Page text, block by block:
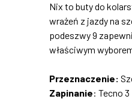
Nix to buty do
wrażeń z jazdy na
podeszwy 9
właściwym
Przeznaczenie:
Zapinanie: Tecno